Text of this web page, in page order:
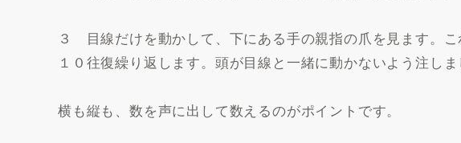
３ 目線だけを動かして、下にある手の親指の爪を見ます。こ
１０往復繰り返します。頭が目線と一緒に動かないよう注しま
横も縦も、数を声に出して数えるのがポイントです。